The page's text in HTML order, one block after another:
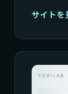
サイトを